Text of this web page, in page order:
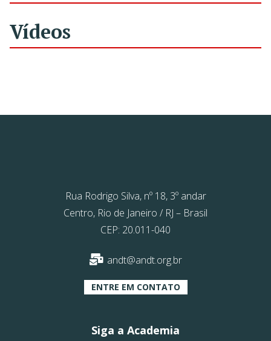
Vídeos
Rua Rodrigo Silva, nº 18, 3º andar
Centro, Rio de Janeiro / RJ – Brasil
CEP: 20.011-040
andt@andt.org.br
ENTRE EM CONTATO
Siga a Academia